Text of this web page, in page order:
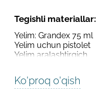
Tegishli materiallar:
Yelim: Grandex 75 ml
Yelim uchun pistolet
Yelim aralashtirgich
Ko'proq o'qish